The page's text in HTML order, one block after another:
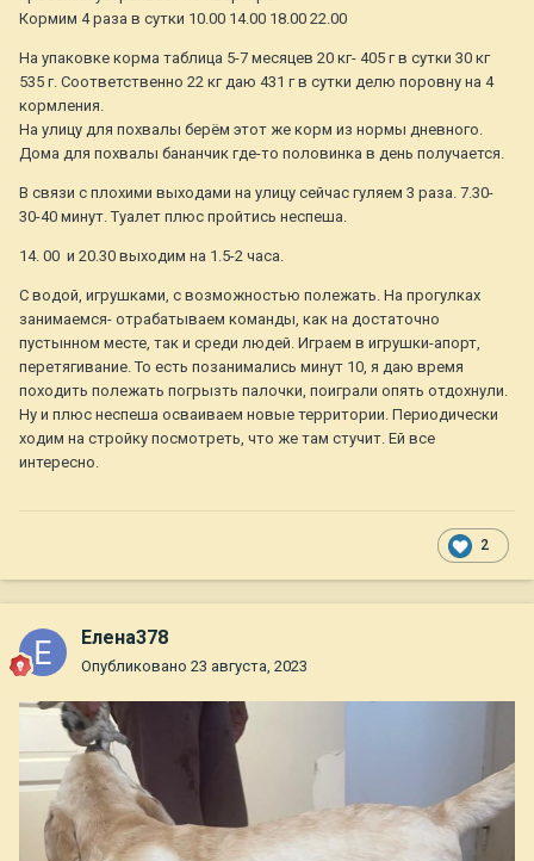
Кормим 4 раза в сутки 10.00 14.00 18.00 22.00
На упаковке корма таблица 5-7 месяцев 20 кг- 405 г в сутки 30 кг
535 г. Соответственно 22 кг даю 431 г в сутки делю поровну на 4
кормления.
На улицу для похвалы берём этот же корм из нормы дневного.
Дома для похвалы бананчик где-то половинка в день получается.
В связи с плохими выходами на улицу сейчас гуляем 3 раза. 7.30-
30-40 минут. Туалет плюс пройтись неспеша.
14. 00 и 20.30 выходим на 1.5-2 часа.
С водой, игрушками, с возможностью полежать. На прогулках
занимаемся- отрабатываем команды, как на достаточно
пустынном месте, так и среди людей. Играем в игрушки-апорт,
перетягивание. То есть позанимались минут 10, я даю время
походить полежать погрызть палочки, поиграли опять отдохнули.
Ну и плюс неспеша осваиваем новые территории. Периодически
ходим на стройку посмотреть, что же там стучит. Ей все
интересно.
2
Елена378
Опубликовано 23 августа, 2023